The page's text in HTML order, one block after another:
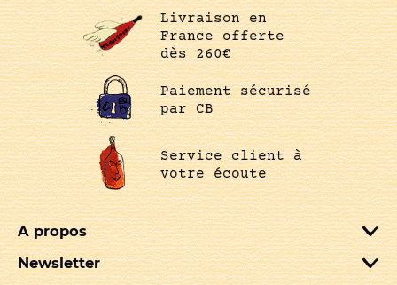
Livraison en
France offerte
dès 260€
Paiement sécurisé
par CB
Service client à
votre écoute
A propos
Newsletter